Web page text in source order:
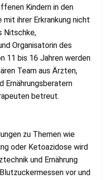
Kindern in den
ihrer Erkrankung nicht
Nitschke,
Organisatorin des
11 bis 16 Jahren werden
Team aus Ärzten,
Ernährungsberatern
betreut.
zu Themen wie
oder Ketoazidose wird
und Ernährung
vor und